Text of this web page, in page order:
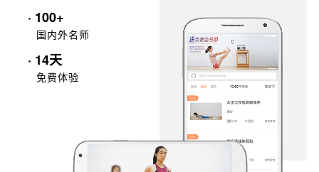
· 100+
国内外名师
· 14天
免费体验